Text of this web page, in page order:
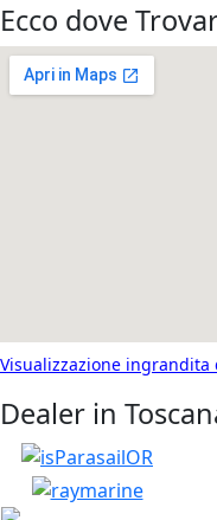
Ecco dove
Visualizzazione ingrandita
Dealer in